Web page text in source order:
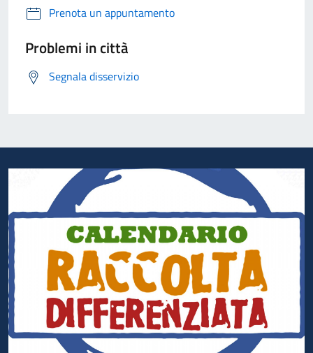
Prenota un appuntamento
Problemi in città
Segnala disservizio